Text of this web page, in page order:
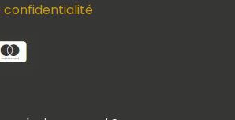
confidentialité